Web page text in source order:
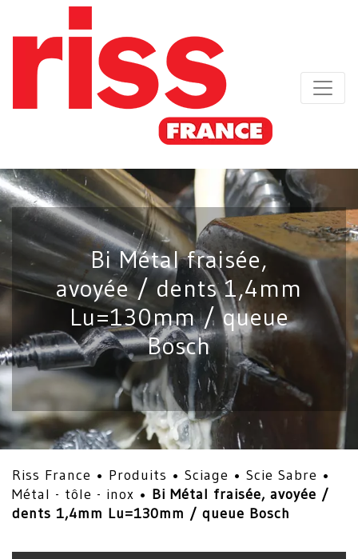
Bi Métal fraisée,
avoyée / dents 1,4mm
Lu=130mm / queue
Bosch
Riss France • Produits • Sciage • Scie Sabre •
Métal - tôle - inox • Bi Métal fraisée, avoyée /
dents 1,4mm Lu=130mm / queue Bosch